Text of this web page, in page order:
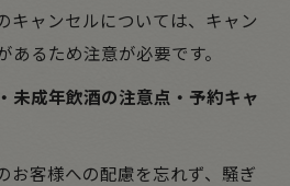
キャンセルについては、キャン
るため注意が必要です。
未成年飲酒の注意点・予約キャ
お客様への配慮を忘れず、騒ぎ